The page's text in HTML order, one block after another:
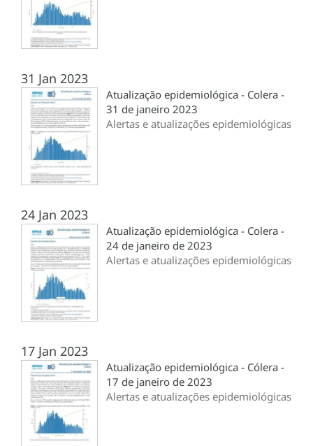
31 Jan 2023
Atualização epidemiológica - Colera -
31 de janeiro 2023
Alertas e atualizações epidemiológicas
24 Jan 2023
Atualização epidemiológica - Colera -
24 de janeiro de 2023
Alertas e atualizações epidemiológicas
17 Jan 2023
Atualização epidemiológica - Cólera -
17 de janeiro de 2023
Alertas e atualizações epidemiológicas